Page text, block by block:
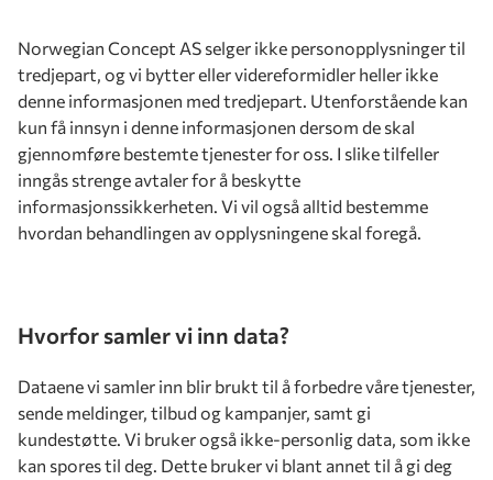
Norwegian Concept AS selger ikke personopplysninger til
tredjepart, og vi bytter eller videreformidler heller ikke
denne informasjonen med tredjepart. Utenforstående kan
kun få innsyn i denne informasjonen dersom de skal
gjennomføre bestemte tjenester for oss. I slike tilfeller
inngås strenge avtaler for å beskytte
informasjonssikkerheten. Vi vil også alltid bestemme
hvordan behandlingen av opplysningene skal foregå.
Hvorfor samler vi inn data?
Dataene vi samler inn blir brukt til å forbedre våre tjenester,
sende meldinger, tilbud og kampanjer, samt gi
kundestøtte. Vi bruker også ikke-personlig data, som ikke
kan spores til deg. Dette bruker vi blant annet til å gi deg